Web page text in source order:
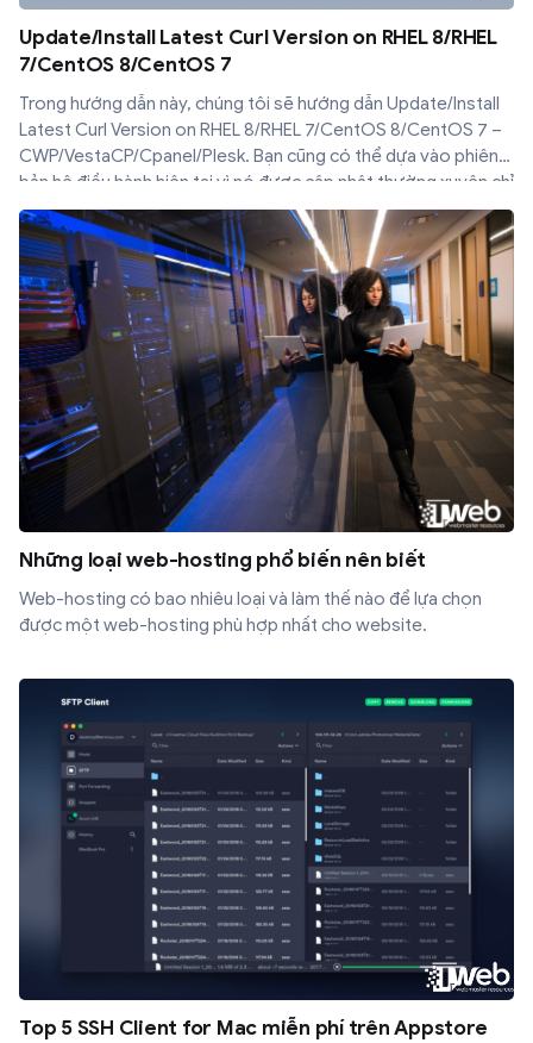
Update/Install Latest Curl Version on RHEL 8/RHEL
7/CentOS 8/CentOS 7
Trong hướng dẫn này, chúng tôi sẽ hướng dẫn Update/Install
Latest Curl Version on RHEL 8/RHEL 7/CentOS 8/CentOS 7 –
CWP/VestaCP/Cpanel/Plesk. Bạn cũng có thể dựa vào phiên
bản hệ điều hành hiện tại vì nó được cập nhật thường xuyên chỉ
với các bản vá bảo mật, nếu bạn vẫn chưa hài lòng và muốn có
các tính năng và bản cập nhật mới nhất, chỉ cần làm theo
hướng dẫn này để cập nhật curl lên phiên bản mới nhất.
Những loại web-hosting phổ biến nên biết
Web-hosting có bao nhiêu loại và làm thế nào để lựa chọn
được một web-hosting phù hợp nhất cho website.
Top 5 SSH Client for Mac miễn phí trên Appstore